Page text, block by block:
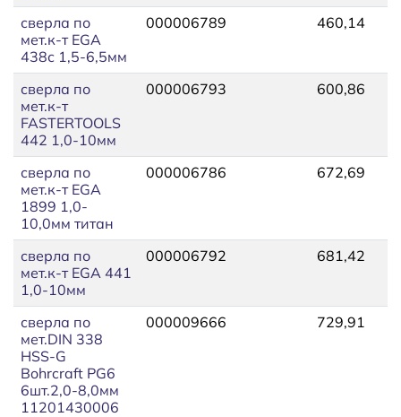
сверла по
мет.к-т EGA
438с 1,5-6,5мм
000006789 460,14
сверла по
мет.к-т
FASTERTOOLS
442 1,0-10мм
000006793 600,86
сверла по
мет.к-т EGA
1899 1,0-
10,0мм титан
000006786 672,69
сверла по
мет.к-т EGA 441
1,0-10мм
000006792 681,42
сверла по
мет.DIN 338
HSS-G
Bohrcraft РG6
6шт.2,0-8,0мм
11201430006
000009666 729,91